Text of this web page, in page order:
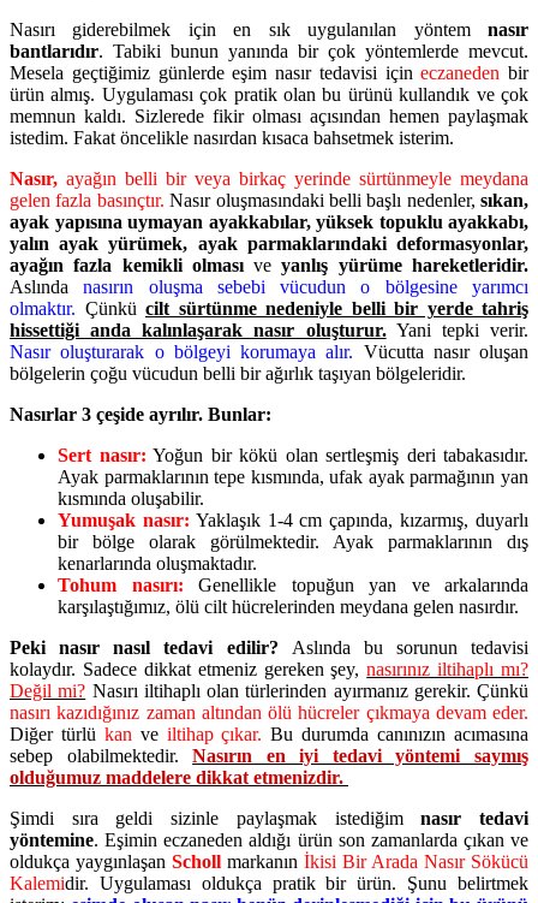
Nasırı giderebilmek için en sık uygulanılan yöntem nasır
bantlarıdır. Tabiki bunun yanında bir çok yöntemlerde mevcut.
Mesela geçtiğimiz günlerde eşim nasır tedavisi içineczaneden bir
ürün almış. Uygulaması çok pratik olan bu ürünü kullandık ve çok
memnun kaldı. Sizlerede fikir olması açısından hemen paylaşmak
istedim. Fakat öncelikle nasırdan kısaca bahsetmek isterim.
Nasır, ayağın belli bir veya birkaç yerinde sürtünmeyle meydana
gelen fazla basınçtır. Nasır oluşmasındaki belli başlı nedenler, sıkan,
ayak yapısına uymayan ayakkabılar, yüksek topuklu ayakkabı,
yalın ayak yürümek, ayak parmaklarındaki deformasyonlar,
ayağın fazla kemikli olmasıveyanlış yürüme hareketleridir.
Aslındanasırın oluşma sebebi vücudun o bölgesine yarımcı
olmaktır. Çünkü cilt sürtünme nedeniyle belli bir yerde tahriş
hissettiği anda kalınlaşarak nasır oluşturur.Yani tepki verir.
Nasır oluşturarak o bölgeyi korumaya alır. Vücutta nasır oluşan
bölgelerin çoğu vücudun belli bir ağırlık taşıyan bölgeleridir.
Nasırlar 3 çeşide ayrılır. Bunlar:
Sert nasır: Yoğun bir kökü olan sertleşmiş deri tabakasıdır.
Ayak parmaklarının tepe kısmında, ufak ayak parmağının yan
kısmında oluşabilir.
Yumuşak nasır: Yaklaşık 1-4 cm çapında, kızarmış, duyarlı
bir bölge olarak görülmektedir. Ayak parmaklarının dış
kenarlarında oluşmaktadır.
Tohum nasırı: Genellikle topuğun yan ve arkalarında
karşılaştığımız, ölü cilt hücrelerinden meydana gelen nasırdır.
Peki nasır nasıl tedavi edilir? Aslında bu sorunun tedavisi
kolaydır. Sadece dikkat etmeniz gereken şey,nasırınız iltihaplı mı?
Değil mi? Nasırı iltihaplı olan türlerinden ayırmanız gerekir. Çünkü
nasırı kazıdığınız zaman altından ölü hücreler çıkmaya devam eder.
Diğer türlü kan ve iltihap çıkar.Bu durumda canınızın acımasına
sebep olabilmektedir.Nasırın en iyi tedavi yöntemi saymış
olduğumuz maddelere dikkat etmenizdir.
Şimdi sıra geldi sizinle paylaşmak istediğimnasır tedavi
yöntemine. Eşimin eczaneden aldığı ürün son zamanlarda çıkan ve
oldukça yaygınlaşan Scholl markanın İkisi Bir Arada Nasır Sökücü
Kalemidir. Uygulaması oldukça pratik bir ürün. Şunu belirtmek